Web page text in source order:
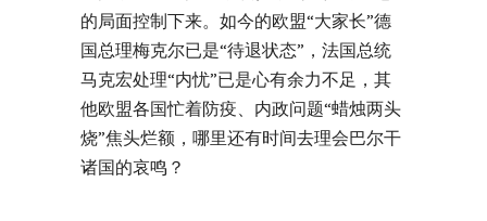
的局面控制下来。如今的欧盟“大家长”德
国总理梅克尔已是“待退状态”，法国总统
马克宏处理“内忧”已是心有余力不足，其
他欧盟各国忙着防疫、内政问题“蜡烛两头
烧”焦头烂额，哪里还有时间去理会巴尔干
诸国的哀鸣？